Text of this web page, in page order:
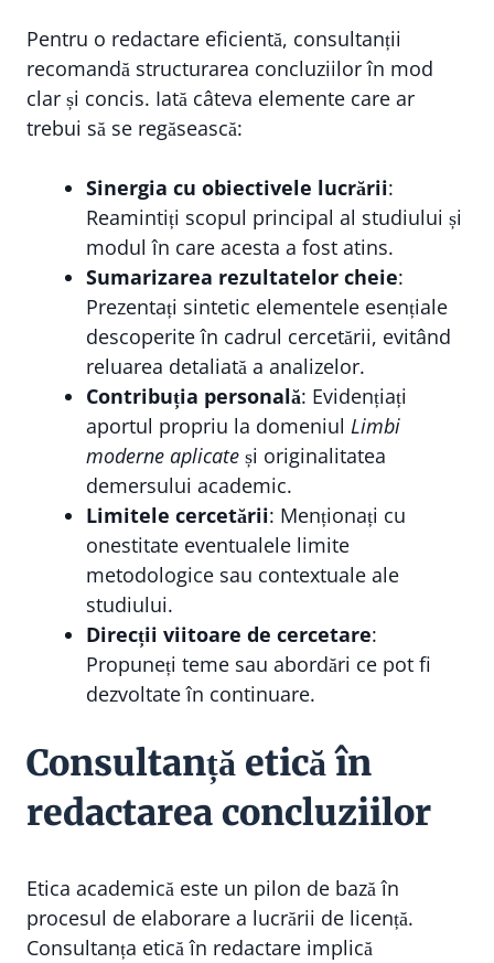
Pentru o redactare eficientă, consultanții
recomandă structurarea concluziilor în mod
clar și concis. Iată câteva elemente care ar
trebui să se regăsească:
Sinergia cu obiectivele lucrării:
Reamintiți scopul principal al studiului și
modul în care acesta a fost atins.
Sumarizarea rezultatelor cheie:
Prezentați sintetic elementele esențiale
descoperite în cadrul cercetării, evitând
reluarea detaliată a analizelor.
Contribuția personală: Evidențiați
aportul propriu la domeniul Limbi
moderne aplicate și originalitatea
demersului academic.
Limitele cercetării: Menționați cu
onestitate eventualele limite
metodologice sau contextuale ale
studiului.
Direcții viitoare de cercetare:
Propuneți teme sau abordări ce pot fi
dezvoltate în continuare.
Consultanță etică în
redactarea concluziilor
Etica academică este un pilon de bază în
procesul de elaborare a lucrării de licență.
Consultanța etică în redactare implică